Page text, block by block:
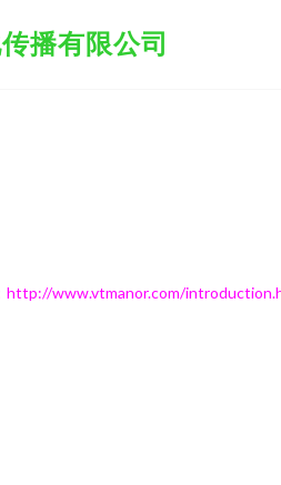
播有限公司
http://www.vtmanor.com/